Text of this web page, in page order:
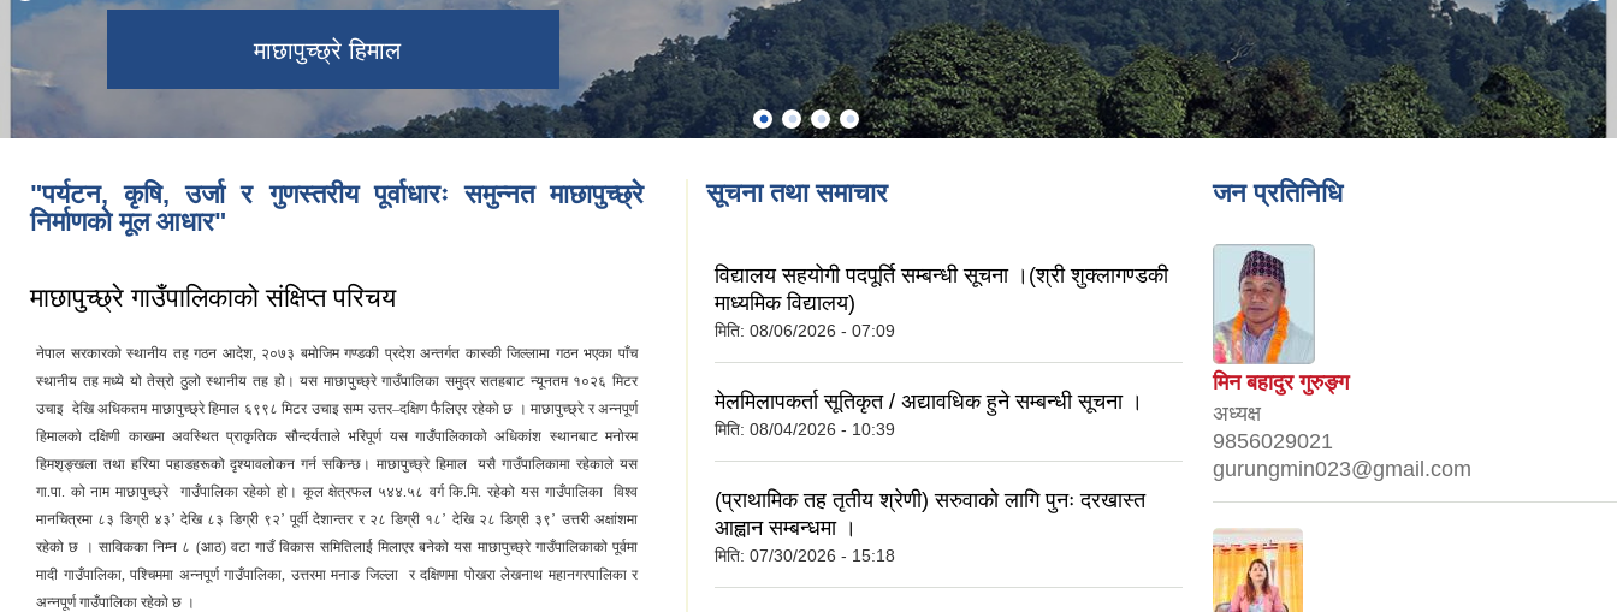
माछापुच्छ्रे हिमाल
मार्दी हिमाल
लाहाचोक
कोर्चाङ
"पर्यटन, कृषि, उर्जा र गुणस्तरीय पूर्वाधारः समुन्‍नत माछापुच्छ्रे
निर्माणको मूल आधार"
माछापुच्छ्रे गाउँपालिकाको संक्षिप्त परिचय
नेपाल सरकारको स्थानीय तह गठन आदेश, २०७३ बमोजिम गण्डकी प्रदेश अन्तर्गत कास्की जिल्लामा गठन भएका पाँच
स्थानीय तह मध्ये यो तेस्रो ठुलो स्थानीय तह हो। यस माछापुच्छ्रे गाउँपालिका समुद्र सतहबाट न्यूनतम १०२६ मिटर
उचाइ देखि अधिकतम माछापुच्छ्रे हिमाल ६९९८ मिटर उचाइ सम्म उत्तर–दक्षिण फैलिएर रहेको छ । माछापुच्छ्रे र अन्नपूर्ण
हिमालको दक्षिणी काखमा अवस्थित प्राकृतिक सौन्दर्यताले भरिपूर्ण यस गाउँपालिकाको अधिकांश स्थानबाट मनोरम
हिमशृङ्खला तथा हरिया पहाडहरूको दृश्यावलोकन गर्न सकिन्छ। माछापुच्छ्रे हिमाल यसै गाउँपालिकामा रहेकाले यस
गा.पा. को नाम माछापुच्छ्रे गाउँपालिका रहेको हो। कूल क्षेत्रफल ५४४.५८ वर्ग कि.मि. रहेको यस गाउँपालिका विश्व
मानचित्रमा ८३ डिग्री ४३’ देखि ८३ डिग्री ९२’ पूर्वी देशान्तर र २८ डिग्री १८’ देखि २८ डिग्री ३९’ उत्तरी अक्षांशमा
रहेको छ । साविकका निम्न ८ (आठ) वटा गाउँ विकास समितिलाई मिलाएर बनेको यस माछापुच्छ्रे गाउँपालिकाको पूर्वमा
मादी गाउँपालिका, पश्चिममा अन्नपूर्ण गाउँपालिका, उत्तरमा मनाङ जिल्ला र दक्षिणमा पोखरा लेखनाथ महानगरपालिका र
अन्नपूर्ण गाउँपालिका रहेको छ ।
सूचना तथा समाचार
विद्यालय सहयोगी पदपूर्ति सम्बन्धी सूचना ।(श्री शुक्लागण्डकी
माध्यमिक विद्यालय)
मिति: 08/06/2026 - 07:09
मेलमिलापकर्ता सूतिकृत / अद्यावधिक हुने सम्बन्धी सूचना ।
मिति: 08/04/2026 - 10:39
(प्राथामिक तह तृतीय श्रेणी) सरुवाको लागि पुनः दरखास्त
आह्वान सम्बन्धमा ।
मिति: 07/30/2026 - 15:18
जन प्रतिनिधि
मिन बहादुर गुरुङ्ग
अध्यक्ष
9856029021
gurungmin023@gmail.com